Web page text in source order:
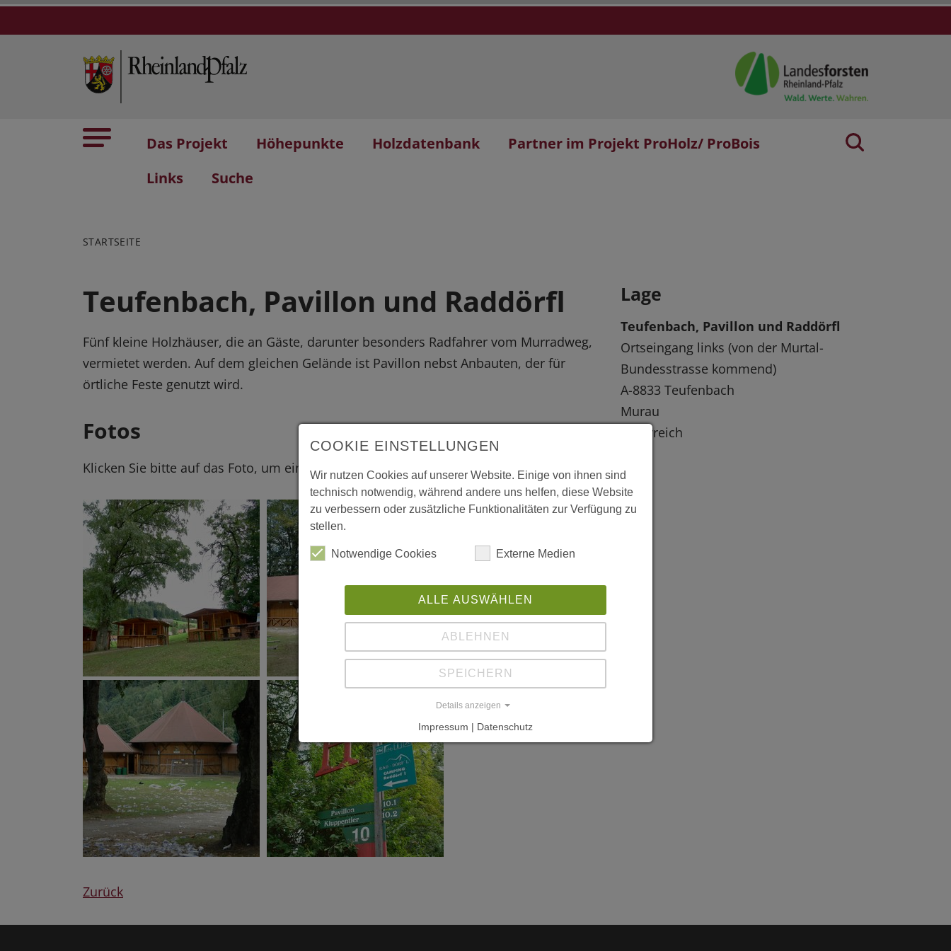
Das Projekt Höhepunkte Holzdatenbank
Partner im Projekt ProHolz/ ProBois
Links
Suche
STARTSEITE
Teufenbach, Pavillon und Raddörfl
Fünf kleine Holzhäuser, die an Gäste, darunter besonders Radfahrer vom Murradweg,
vermietet werden. Auf dem gleichen Gelände ist Pavillon nebst Anbauten, der für
örtliche Feste genutzt wird.
Fotos
Klicken Sie bitte auf das Foto, um eine vergrößerte Darstellung zu erhalten.
Zurück
Lage
Teufenbach, Pavillon und Raddörfl
Ortseingang links (von der Murtal-
Bundesstrasse kommend)
A-8833 Teufenbach
Murau
Österreich
COOKIE EINSTELLUNGEN
Wir nutzen Cookies auf unserer Website. Einige von ihnen sind
technisch notwendig, während andere uns helfen, diese Website
zu verbessern oder zusätzliche Funktionalitäten zur Verfügung zu
stellen.
Notwendige Cookies Externe Medien
ALLE AUSWÄHLEN
ABLEHNEN
SPEICHERN
Details anzeigen
Impressum | Datenschutz